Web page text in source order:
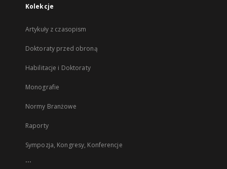
Kolekcje
Artykuły z czasopism
Doktoraty przed obroną
Habilitacje i Doktoraty
Monografie
Normy Branżowe
Raporty
Sympozja, Kongresy, Konferencje
...